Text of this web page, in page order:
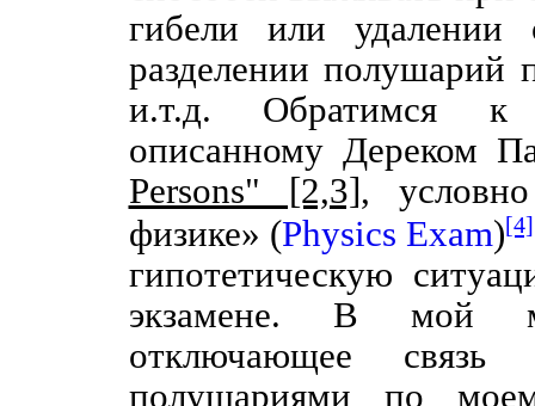
гибели или удалении
разделении полушарий
и.т.д. Обратимся к
описанному Дереком
Persons" [2,3],
физике» (Physics Exam)[4]
гипотетическую
экзамене. В мой
отключающее
полушариями по